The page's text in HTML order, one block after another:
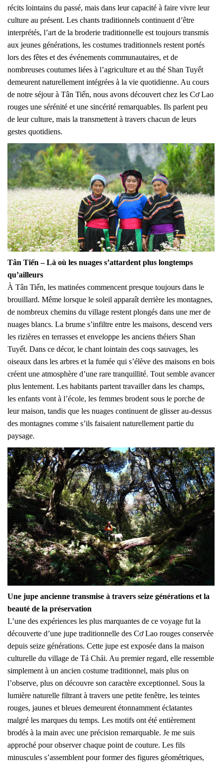
récits lointains du passé, mais dans leur capacité à faire vivre leur
culture au présent. Les chants traditionnels continuent d’être
interprétés, l’art de la broderie traditionnelle est toujours transmis
aux jeunes générations, les costumes traditionnels restent portés
lors des fêtes et des événements communautaires, et de
nombreuses coutumes liées à l’agriculture et au thé Shan Tuyết
demeurent naturellement intégrées à la vie quotidienne. Au cours
de notre séjour à Tân Tiến, nous avons découvert chez les Cơ Lao
rouges une sérénité et une sincérité remarquables. Ils parlent peu
de leur culture, mais la transmettent à travers chacun de leurs
gestes quotidiens.
Tân Tiến – Là où les nuages s’attardent plus longtemps
qu’ailleurs
À Tân Tiến, les matinées commencent presque toujours dans le
brouillard. Même lorsque le soleil apparaît derrière les montagnes,
de nombreux chemins du village restent plongés dans une mer de
nuages blancs. La brume s’infiltre entre les maisons, descend vers
les rizières en terrasses et enveloppe les anciens théiers Shan
Tuyết. Dans ce décor, le chant lointain des coqs sauvages, les
oiseaux dans les arbres et la fumée qui s’élève des maisons en bois
créent une atmosphère d’une rare tranquillité. Tout semble avancer
plus lentement. Les habitants partent travailler dans les champs,
les enfants vont à l’école, les femmes brodent sous le porche de
leur maison, tandis que les nuages continuent de glisser au-dessus
des montagnes comme s’ils faisaient naturellement partie du
paysage.
Une jupe ancienne transmise à travers seize générations et la
beauté de la préservation
L’une des expériences les plus marquantes de ce voyage fut la
découverte d’une jupe traditionnelle des Cơ Lao rouges conservée
depuis seize générations. Cette jupe est exposée dans la maison
culturelle du village de Tả Chải. Au premier regard, elle ressemble
simplement à un ancien costume traditionnel, mais plus on
l’observe, plus on découvre son caractère exceptionnel. Sous la
lumière naturelle filtrant à travers une petite fenêtre, les teintes
rouges, jaunes et bleues demeurent étonnamment éclatantes
malgré les marques du temps. Les motifs ont été entièrement
brodés à la main avec une précision remarquable. Je me suis
approché pour observer chaque point de couture. Les fils
minuscules s’assemblent pour former des figures géométriques,